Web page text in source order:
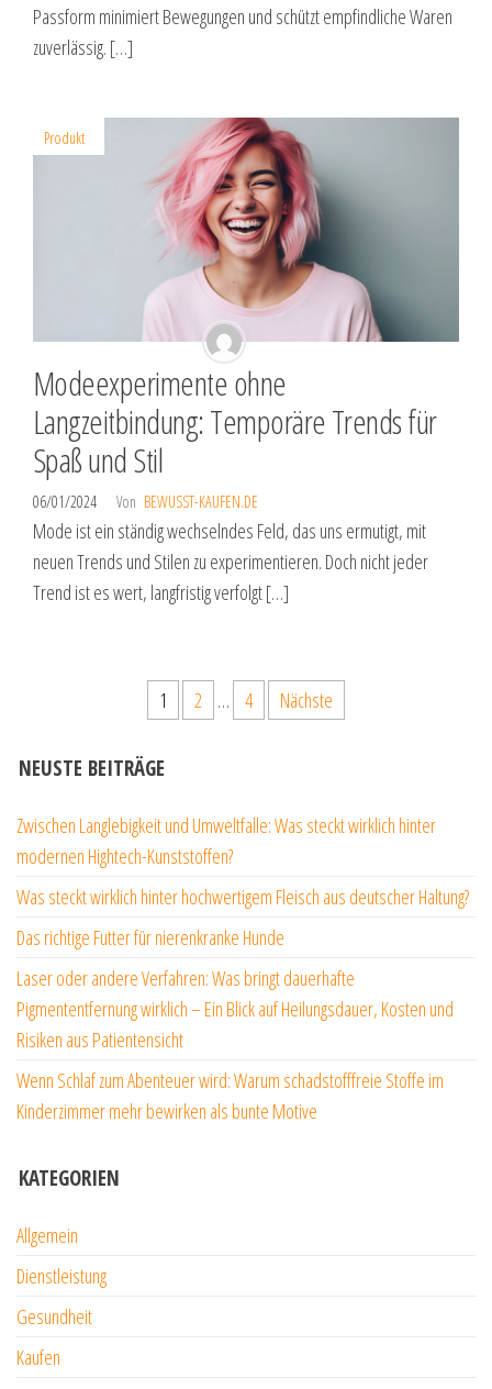
Passform minimiert Bewegungen und schützt empfindliche Waren
zuverlässig. […]
Produkt
Modeexperimente ohne
Langzeitbindung: Temporäre Trends für
Spaß und Stil
06/01/2024 Von BEWUSST-KAUFEN.DE
Mode ist ein ständig wechselndes Feld, das uns ermutigt, mit
neuen Trends und Stilen zu experimentieren. Doch nicht jeder
Trend ist es wert, langfristig verfolgt […]
Seitennummerierung
Beiträge
1 2 … 4 Nächste
NEUSTE BEITRÄGE
Zwischen Langlebigkeit und Umweltfalle: Was steckt wirklich hinter
modernen Hightech-Kunststoffen?
Was steckt wirklich hinter hochwertigem Fleisch aus deutscher Haltung?
Das richtige Futter für nierenkranke Hunde
Laser oder andere Verfahren: Was bringt dauerhafte
Pigmententfernung wirklich – Ein Blick auf Heilungsdauer, Kosten und
Risiken aus Patientensicht
Wenn Schlaf zum Abenteuer wird: Warum schadstofffreie Stoffe im
Kinderzimmer mehr bewirken als bunte Motive
KATEGORIEN
Allgemein
Dienstleistung
Gesundheit
Kaufen